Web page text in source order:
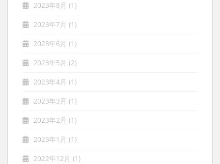
2023年8月 (1)
2023年7月 (1)
2023年6月 (1)
2023年5月 (2)
2023年4月 (1)
2023年3月 (1)
2023年2月 (1)
2023年1月 (1)
2022年12月 (1)